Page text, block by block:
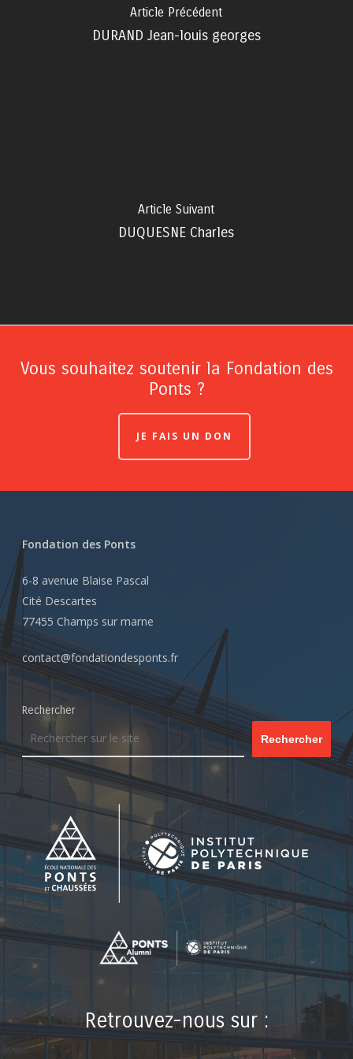
Article Précédent
DURAND Jean-louis georges
Article Suivant
DUQUESNE Charles
Vous souhaitez soutenir la Fondation des
Ponts ?
JE FAIS UN DON
Fondation des Ponts
6-8 avenue Blaise Pascal
Cité Descartes
77455 Champs sur marne
contact@fondationdesponts.fr
Rechercher
Rechercher
Retrouvez-nous sur :